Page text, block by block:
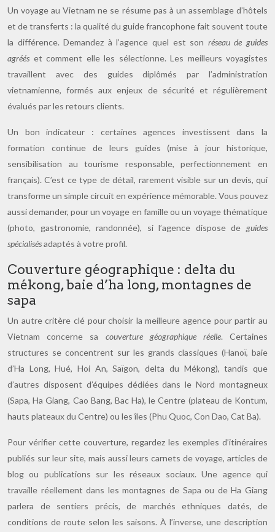
Un voyage au Vietnam ne se résume pas à un assemblage d’hôtels
et de transferts : la qualité du guide francophone fait souvent toute
la différence. Demandez à l’agence quel est son réseau de guides
agréés et comment elle les sélectionne. Les meilleurs voyagistes
travaillent avec des guides diplômés par l’administration
vietnamienne, formés aux enjeux de sécurité et régulièrement
évalués par les retours clients.
Un bon indicateur : certaines agences investissent dans la
formation continue de leurs guides (mise à jour historique,
sensibilisation au tourisme responsable, perfectionnement en
français). C’est ce type de détail, rarement visible sur un devis, qui
transforme un simple circuit en expérience mémorable. Vous pouvez
aussi demander, pour un voyage en famille ou un voyage thématique
(photo, gastronomie, randonnée), si l’agence dispose de guides
spécialisésadaptés à votre profil.
Couverture géographique : delta du
mékong, baie d’ha long, montagnes de
sapa
Un autre critère clé pour choisir la meilleure agence pour partir au
Vietnam concerne sa couverture géographique réelle. Certaines
structures se concentrent sur les grands classiques (Hanoï, baie
d’Ha Long, Hué, Hoi An, Saïgon, delta du Mékong), tandis que
d’autres disposent d’équipes dédiées dans le Nord montagneux
(Sapa, Ha Giang, Cao Bang, Bac Ha), le Centre (plateau de Kontum,
hauts plateaux du Centre) ou les îles (Phu Quoc, Con Dao, Cat Ba).
Pour vérifier cette couverture, regardez les exemples d’itinéraires
publiés sur leur site, mais aussi leurs carnets de voyage, articles de
blog ou publications sur les réseaux sociaux. Une agence qui
travaille réellement dans les montagnes de Sapa ou de Ha Giang
parlera de sentiers précis, de marchés ethniques datés, de
conditions de route selon les saisons. À l’inverse, une description